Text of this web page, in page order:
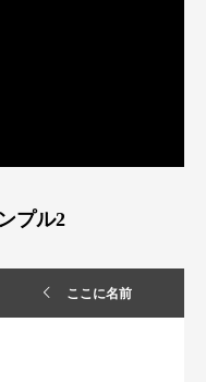
プル2
ここに名前